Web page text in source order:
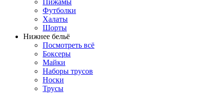
Футболки
Халаты
Шорты
Нижнее бельё
Посмотреть всё
Боксеры
Майки
Наборы трусов
Носки
Трусы